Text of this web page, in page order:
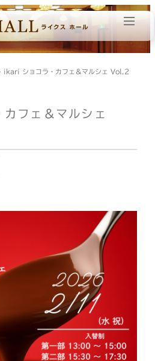
ikari ショコラ・カフェ＆マルシェ Vol.2
フェ＆マルシェ